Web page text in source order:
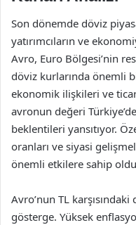
Son dönemde döviz
yatırımcıların ve
Avro, Euro Bölgesi’nin
döviz kurlarında önemli
ekonomik ilişkileri ve
avronun değeri
beklentileri yansıtıyor.
oranları ve siyasi
önemli etkilere sahip
Avro’nun TL
gösterge. Yüksek